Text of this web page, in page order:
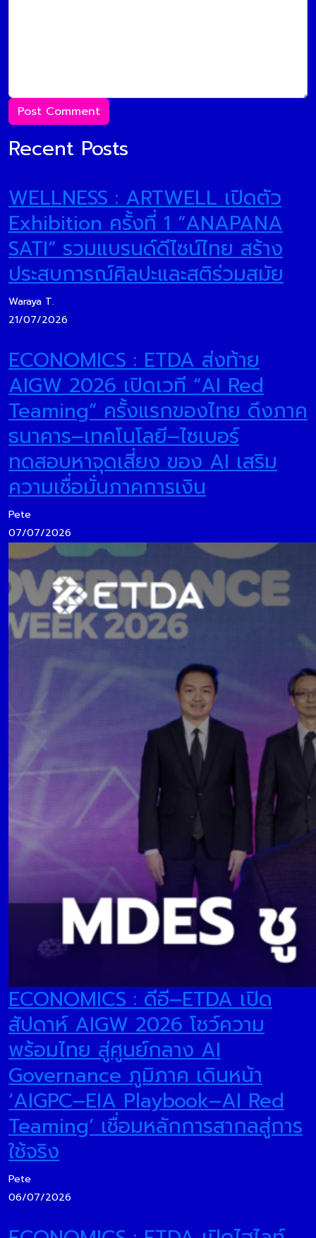
Recent Posts
WELLNESS : ARTWELL เปิดตัว
Exhibition ครั้งที่ 1 “ANAPANA
SATI” รวมแบรนด์ดีไซน์ไทย สร้าง
ประสบการณ์ศิลปะและสติร่วมสมัย
Waraya T.
21/07/2026
ECONOMICS : ETDA ส่งท้าย
AIGW 2026 เปิดเวที “AI Red
Teaming” ครั้งแรกของไทย ดึงภาค
ธนาคาร–เทคโนโลยี–ไซเบอร์
ทดสอบหาจุดเสี่ยง ของ AI เสริม
ความเชื่อมั่นภาคการเงิน
Pete
07/07/2026
ECONOMICS : ดีอี–ETDA เปิด
สัปดาห์ AIGW 2026 โชว์ความ
พร้อมไทย สู่ศูนย์กลาง AI
Governance ภูมิภาค เดินหน้า
‘AIGPC–EIA Playbook–AI Red
Teaming’ เชื่อมหลักการสากลสู่การ
ใช้จริง
Pete
06/07/2026